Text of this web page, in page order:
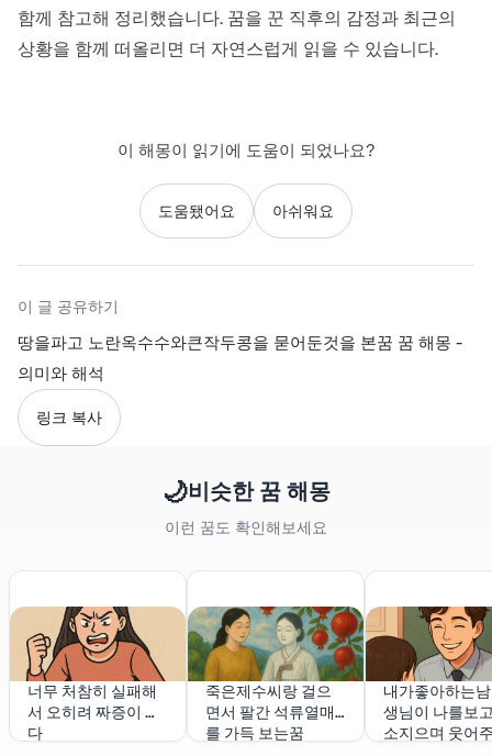
함께 참고해 정리했습니다. 꿈을 꾼 직후의 감정과 최근의
상황을 함께 떠올리면 더 자연스럽게 읽을 수 있습니다.
이 해몽이 읽기에 도움이 되었나요?
도움됐어요 아쉬워요
이 글 공유하기
땅을파고 노란옥수수와큰작두콩을 묻어둔것을 본꿈 꿈 해몽 -
의미와 해석
링크 복사
🌙비슷한 꿈 해몽
이런 꿈도 확인해보세요
너무 처참히 실패해
서 오히려 짜증이 났
다
죽은제수씨랑 걸으
면서 팔간 석류열매
를 가득 보는꿈
내가좋아하는
생님이 나를보
소지으며 웃어